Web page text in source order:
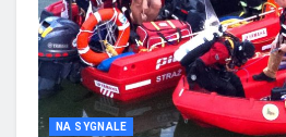
NA SYGNALE